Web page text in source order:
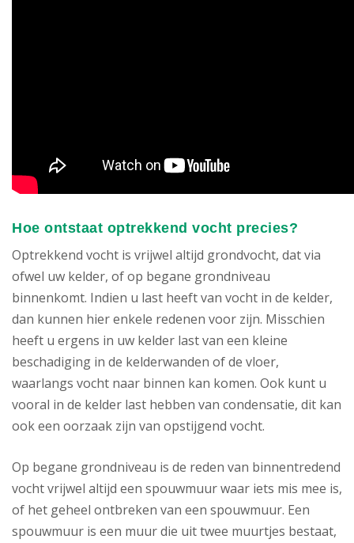
Hoe ontstaat optrekkend vocht precies?
Optrekkend vocht is vrijwel altijd grondvocht, dat via
ofwel uw kelder, of op begane grondniveau
binnenkomt. Indien u last heeft van vocht in de kelder,
dan kunnen hier enkele redenen voor zijn. Misschien
heeft u ergens in uw kelder last van een kleine
beschadiging in de kelderwanden of de vloer,
waarlangs vocht naar binnen kan komen. Ook kunt u
vooral in de kelder last hebben van condensatie, dit kan
ook een oorzaak zijn van opstijgend vocht.
Op begane grondniveau is de reden van binnentredend
vocht vrijwel altijd een spouwmuur waar iets mis mee is,
of het geheel ontbreken van een spouwmuur. Een
spouwmuur is een muur die uit twee muurtjes bestaat,